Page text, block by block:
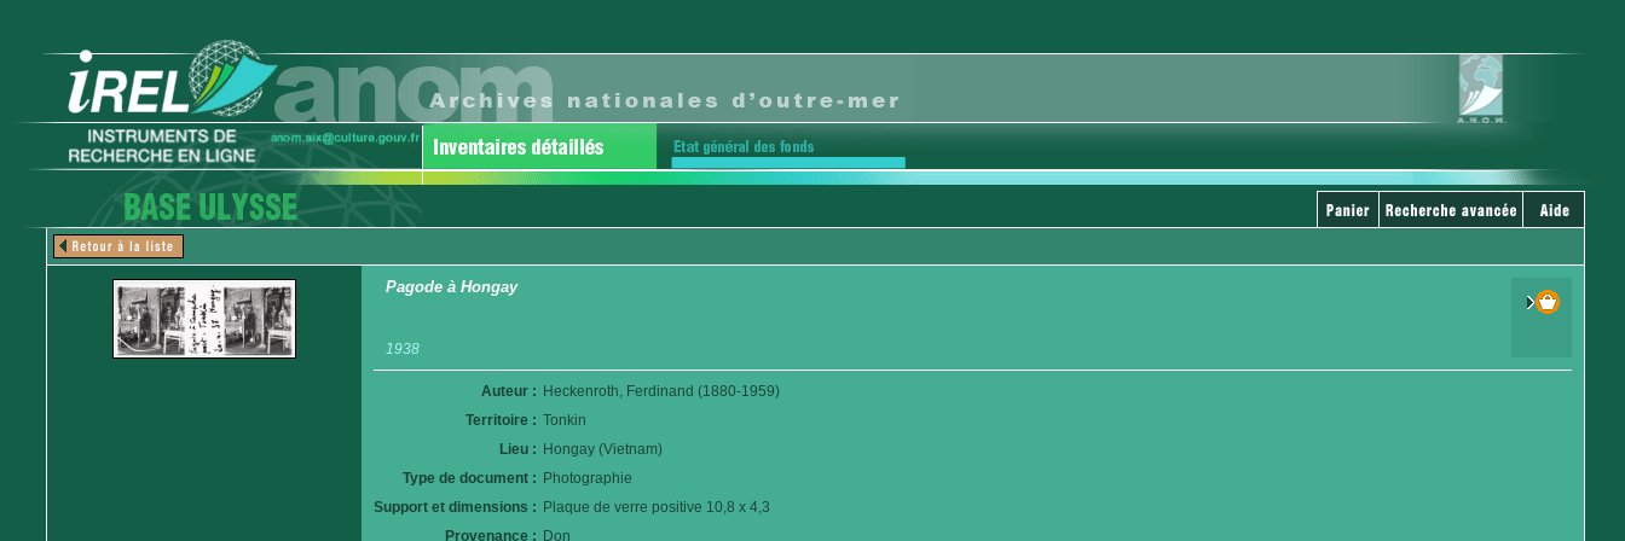
Pagode à Hongay
1938
Auteur : Heckenroth, Ferdinand (1880-1959)
Territoire : Tonkin
Lieu : Hongay (Vietnam)
Type de document : Photographie
Support et dimensions : Plaque de verre positive 10,8 x 4,3
Provenance : Don